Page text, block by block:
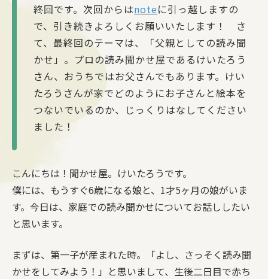
終回です。次回からはnoteに引っ越しますの
で、引き続きよろしくお願いいたします！ さ
て、最終回のテーマは、「父親としての読み聞
かせ」。プロの読み聞かせ屋であるけいたろう
さん、おうちではお父さんでもあります。けい
たろうさんが家でどのようにお子さんと絵本を
つないでいるのか、じっくりはなしてください
ました！
こんにちは！聞かせ屋。けいたろうです。
僕には、もうすぐ6歳になる娘と、1才5ヶ月の娘がいま
す。今日は、家庭での読み聞かせについてお話ししたい
と思います。
まずは、第一子が産まれた時。「よし、さっそく読み聞
かせをしてみよう！」と思いまして、生後二日目で赤ち